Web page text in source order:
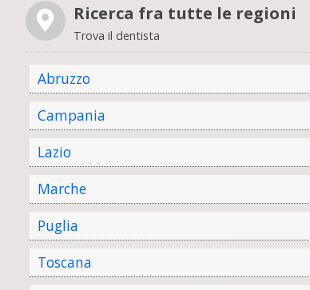
Ricerca fra tutte le regioni
Trova il dentista
Abruzzo
Campania
Lazio
Marche
Puglia
Toscana